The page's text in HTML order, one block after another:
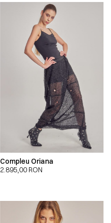
Compleu Oriana
2.895,00 RON